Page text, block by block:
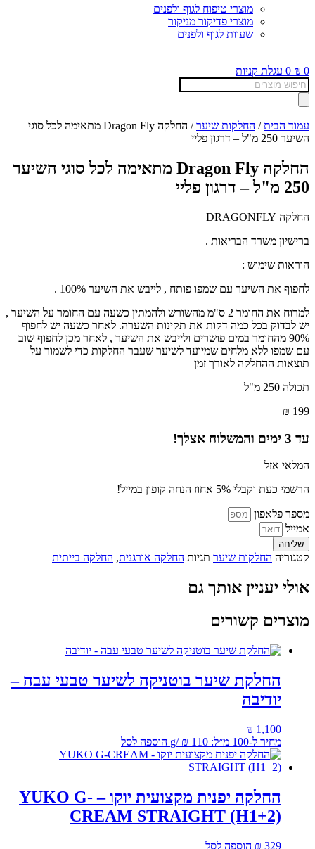
מוצרי טיפוח לגוף ולפנים
מוצרי פדיקור מניקור
שעוות לגוף ולפנים
₪ 0
0 עגלת קניות
Products
search
עמוד הבית/ החלקות שיער
/ החלקה Dragon Fly מתאימה לכל סוגי
השיער 250 מ"ל – דרגון פליי
החלקה Dragon Fly מתאימה לכל סוגי השיער
250 מ"ל – דרגון פליי
החלקה DRAGONFLY
ברישיון משרד הבריאות .
הוראות שימוש :
לחפוף את השיער עם שמפו פותח , לייבש את השיער 100% .
למרוח את החומר 2 ס"מ מהשורש ולהמתין כשעה עם החומר על השיער ,
יש לבדוק בכל כמה דקות את תקינות השערה. לאחר כשעה יש לחפוף
90% מהחומר במים פושרים ולייבש את השיער , לאחר מכן לחפוף שוב
עם שמפו ללא מלחים שמיועד לשיער שעבר החלקות כדי לשמור על
תוצאות ההחלקה לאורך זמן
תכולה 250 מ"ל
₪ 199
עד 3 ימים והמשלוח אצלך!
המלאי אזל
הרשמי כעת וקבלי 5% אחוז הנחה קופון במייל!
מספר פלאפון
אמייל
שליחה
קטגוריה החלקות שיער תגיות החלקה אורגנית, החלקה בייתית
אולי יעניין אותך גם
מוצרים קשורים
החלקת שיער בוטניקה לשיער טבעי עבה –
יודיבה
₪ 1,100
מחיר ל-100 מ״ל:
₪ 110
/
g הוספה לסל
החלקה יפנית מקצועית יוקו – YUKO G-
CREAM STRAIGHT (H1+2)
₪ 329 הוספה לסל